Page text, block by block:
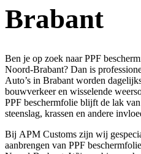
Brabant
Ben je op zoek naarPPF
Noord-Brabant? Dan is
Auto’s in Brabant worden
bouwverkeer en wisselende
PPF beschermfolie blijft de lak van
steenslag, krassen en andere
Bij APM Customs zijn wij
aanbrengen van PPF beschermfolie